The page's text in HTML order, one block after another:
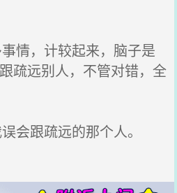
情，计较起来，脑子是
疏远别人，不管对错，全
会跟疏远的那个人。